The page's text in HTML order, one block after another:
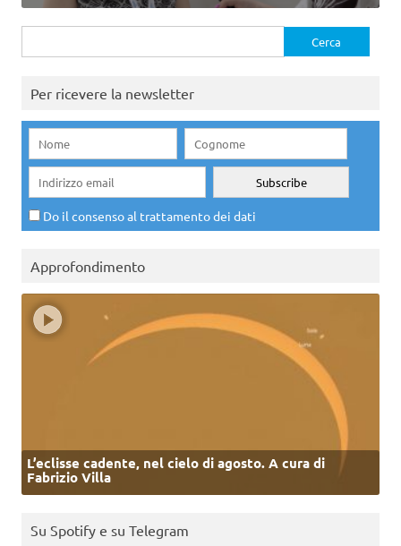
per:
Per ricevere la newsletter
Do il consenso al trattamento dei dati
Approfondimento
L’eclisse cadente, nel cielo di agosto. A cura di
Fabrizio Villa
Su Spotify e su Telegram